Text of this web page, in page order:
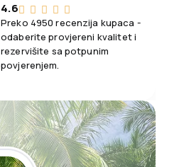
4.6
Preko 4950 recenzija kupaca -
odaberite provjereni kvalitet i
rezervišite sa potpunim
povjerenjem.